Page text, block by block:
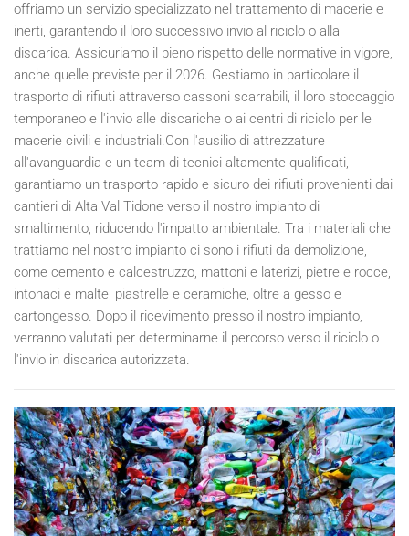
offriamo un servizio specializzato nel trattamento di macerie e
inerti, garantendo il loro successivo invio al riciclo o alla
discarica. Assicuriamo il pieno rispetto delle normative in vigore,
anche quelle previste per il 2026. Gestiamo in particolare il
trasporto di rifiuti attraverso cassoni scarrabili, il loro stoccaggio
temporaneo e l'invio alle discariche o ai centri di riciclo per le
macerie civili e industriali.Con l'ausilio di attrezzature
all'avanguardia e un team di tecnici altamente qualificati,
garantiamo un trasporto rapido e sicuro dei rifiuti provenienti dai
cantieri di Alta Val Tidone verso il nostro impianto di
smaltimento, riducendo l'impatto ambientale. Tra i materiali che
trattiamo nel nostro impianto ci sono i rifiuti da demolizione,
come cemento e calcestruzzo, mattoni e laterizi, pietre e rocce,
intonaci e malte, piastrelle e ceramiche, oltre a gesso e
cartongesso. Dopo il ricevimento presso il nostro impianto,
verranno valutati per determinarne il percorso verso il riciclo o
l'invio in discarica autorizzata.